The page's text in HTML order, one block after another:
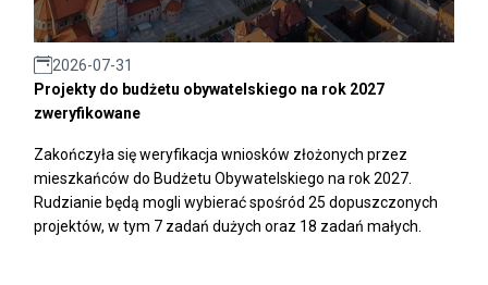
2026-07-31
Projekty do budżetu obywatelskiego na rok 2027
zweryfikowane
Zakończyła się weryfikacja wniosków złożonych przez
mieszkańców do Budżetu Obywatelskiego na rok 2027.
Rudzianie będą mogli wybierać spośród 25 dopuszczonych
projektów, w tym 7 zadań dużych oraz 18 zadań małych.